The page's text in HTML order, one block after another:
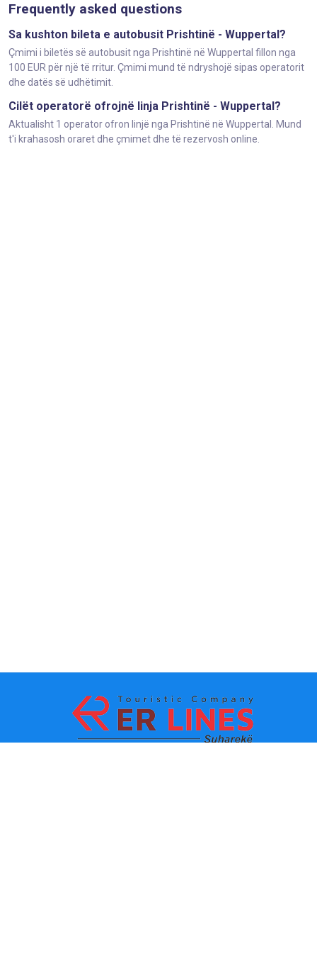
Frequently asked questions
Sa kushton bileta e autobusit Prishtinë - Wuppertal?
Çmimi i biletës së autobusit nga Prishtinë në Wuppertal fillon nga
100 EUR për një të rritur. Çmimi mund të ndryshojë sipas operatorit
dhe datës së udhëtimit.
Cilët operatorë ofrojnë linja Prishtinë - Wuppertal?
Aktualisht 1 operator ofron linjë nga Prishtinë në Wuppertal. Mund
t'i krahasosh oraret dhe çmimet dhe të rezervosh online.